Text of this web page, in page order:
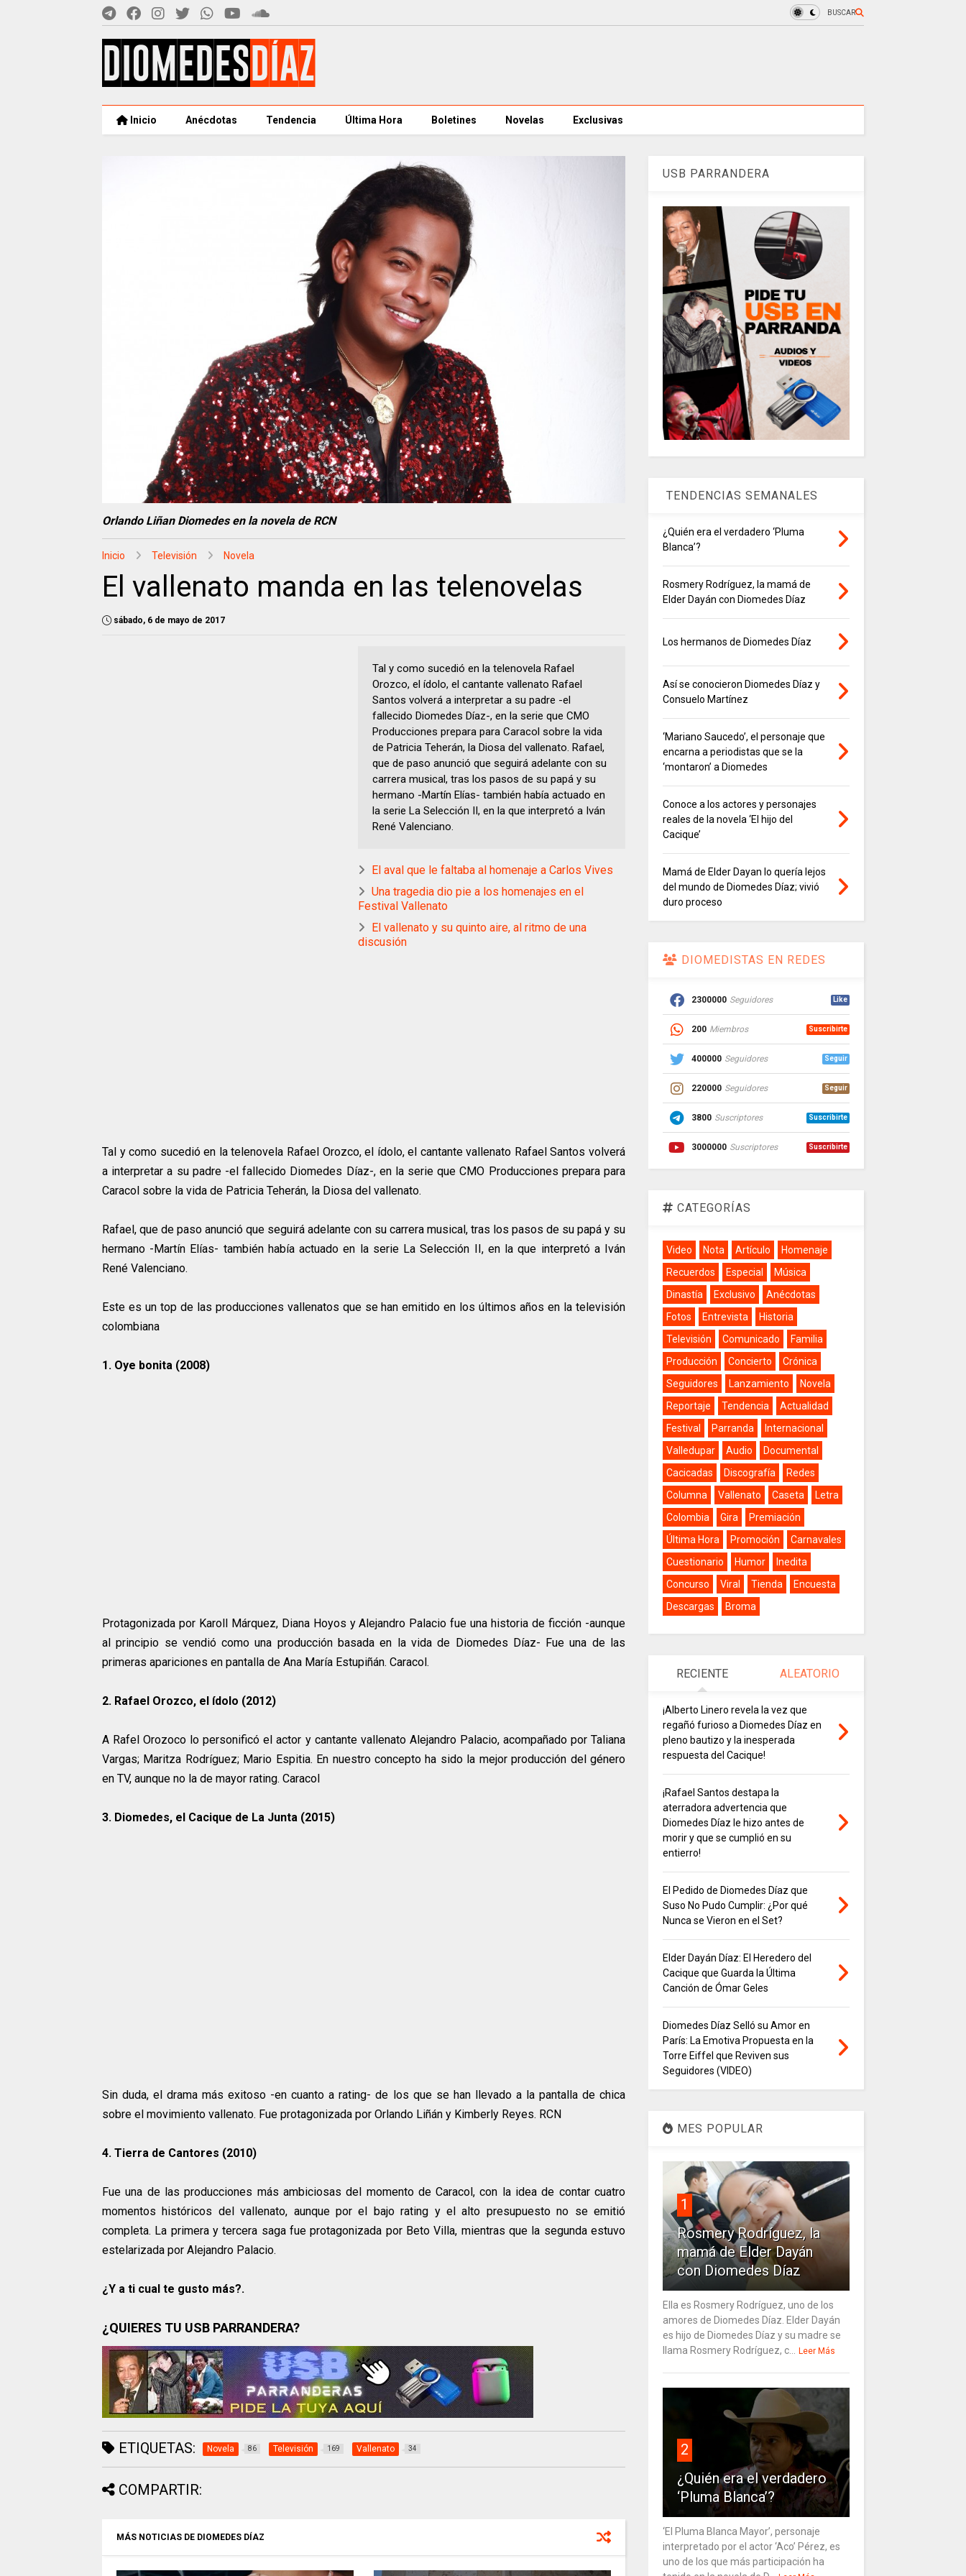
BUSCAR
Inicio Anécdotas Tendencia Última Hora Boletines Novelas Exclusivas
Orlando Liñan Diomedes en la novela de RCN
Inicio Televisión Novela
El vallenato manda en las telenovelas
sábado, 6 de mayo de 2017
Tal y como sucedió en la telenovela Rafael
Orozco, el ídolo, el cantante vallenato Rafael
Santos volverá a interpretar a su padre -el
fallecido Diomedes Díaz-, en la serie que CMO
Producciones prepara para Caracol sobre la vida
de Patricia Teherán, la Diosa del vallenato. Rafael,
que de paso anunció que seguirá adelante con su
carrera musical, tras los pasos de su papá y su
hermano -Martín Elías- también había actuado en
la serie La Selección II, en la que interpretó a Iván
René Valenciano.
El aval que le faltaba al homenaje a Carlos Vives
Una tragedia dio pie a los homenajes en el
Festival Vallenato
El vallenato y su quinto aire, al ritmo de una
discusión
Tal y como sucedió en la telenovela Rafael Orozco, el ídolo, el cantante vallenato Rafael Santos volverá
a interpretar a su padre -el fallecido Diomedes Díaz-, en la serie que CMO Producciones prepara para
Caracol sobre la vida de Patricia Teherán, la Diosa del vallenato.
Rafael, que de paso anunció que seguirá adelante con su carrera musical, tras los pasos de su papá y su
hermano -Martín Elías- también había actuado en la serie La Selección II, en la que interpretó a Iván
René Valenciano.
Este es un top de las producciones vallenatos que se han emitido en los últimos años en la televisión
colombiana
1. Oye bonita (2008)
Protagonizada por Karoll Márquez, Diana Hoyos y Alejandro Palacio fue una historia de ficción -aunque
al principio se vendió como una producción basada en la vida de Diomedes Díaz- Fue una de las
primeras apariciones en pantalla de Ana María Estupiñán. Caracol.
2. Rafael Orozco, el ídolo (2012)
A Rafel Orozoco lo personificó el actor y cantante vallenato Alejandro Palacio, acompañado por Taliana
Vargas; Maritza Rodríguez; Mario Espitia. En nuestro concepto ha sido la mejor producción del género
en TV, aunque no la de mayor rating. Caracol
3. Diomedes, el Cacique de La Junta (2015)
Sin duda, el drama más exitoso -en cuanto a rating- de los que se han llevado a la pantalla de chica
sobre el movimiento vallenato. Fue protagonizada por Orlando Liñán y Kimberly Reyes. RCN
4. Tierra de Cantores (2010)
Fue una de las producciones más ambiciosas del momento de Caracol, con la idea de contar cuatro
momentos históricos del vallenato, aunque por el bajo rating y el alto presupuesto no se emitió
completa. La primera y tercera saga fue protagonizada por Beto Villa, mientras que la segunda estuvo
estelarizada por Alejandro Palacio.
¿Y a ti cual te gusto más?.
¿QUIERES TU USB PARRANDERA?
ETIQUETAS: Novela 86 Televisión 169 Vallenato 34
COMPARTIR:
MÁS NOTICIAS DE DIOMEDES DÍAZ
USB PARRANDERA
TENDENCIAS SEMANALES
¿Quién era el verdadero ‘Pluma
Blanca’?
Rosmery Rodríguez, la mamá de
Elder Dayán con Diomedes Díaz
Los hermanos de Diomedes Díaz
Así se conocieron Diomedes Díaz y
Consuelo Martínez
‘Mariano Saucedo’, el personaje que
encarna a periodistas que se la
‘montaron’ a Diomedes
Conoce a los actores y personajes
reales de la novela ‘El hijo del
Cacique’
Mamá de Elder Dayan lo quería lejos
del mundo de Diomedes Díaz; vivió
duro proceso
DIOMEDISTAS EN REDES
2300000 Seguidores Like
200 Miembros Suscribirte
400000 Seguidores Seguir
220000 Seguidores Seguir
3800 Suscriptores Suscribirte
3000000 Suscriptores Suscribirte
CATEGORÍAS
Video Nota Artículo
Homenaje
Recuerdos
Especial
Música
Dinastía
Exclusivo
Anécdotas
Fotos
Entrevista
Historia
Televisión
Comunicado
Familia
Producción
Concierto
Crónica
Seguidores
Lanzamiento
Novela
Reportaje
Tendencia
Actualidad
Festival
Parranda
Internacional
Valledupar
Audio
Documental
Cacicadas
Discografía
Redes
Columna
Vallenato Caseta
Letra
Colombia
Gira
Premiación
Última Hora
Promoción
Carnavales
Cuestionario
Humor
Inedita
Concurso
Viral Tienda
Encuesta
Descargas
Broma
RECIENTE ALEATORIO
¡Alberto Linero revela la vez que
regañó furioso a Diomedes Díaz en
pleno bautizo y la inesperada
respuesta del Cacique!
¡Rafael Santos destapa la
aterradora advertencia que
Diomedes Díaz le hizo antes de
morir y que se cumplió en su
entierro!
El Pedido de Diomedes Díaz que
Suso No Pudo Cumplir: ¿Por qué
Nunca se Vieron en el Set?
Elder Dayán Díaz: El Heredero del
Cacique que Guarda la Última
Canción de Ómar Geles
Diomedes Díaz Selló su Amor en
París: La Emotiva Propuesta en la
Torre Eiffel que Reviven sus
Seguidores (VIDEO)
MES POPULAR
1
Rosmery Rodríguez, la
mamá de Elder Dayán
con Diomedes Díaz
Ella es Rosmery Rodríguez, uno de los
amores de Diomedes Díaz. Elder Dayán
es hijo de Diomedes Díaz y su madre se
llama Rosmery Rodríguez, c... Leer Más
2
¿Quién era el verdadero
‘Pluma Blanca’?
‘El Pluma Blanca Mayor’, personaje
interpretado por el actor ‘Aco’ Pérez, es
uno de los que más participación ha